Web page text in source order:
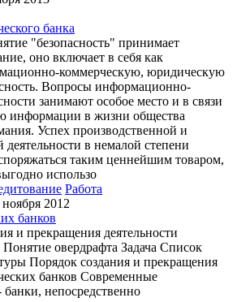
банка
"безопасность" принимает
оно включает в себя как
коммерческую, юридическую
Вопросы информационно-
занимают особое место и в связи
информации в жизни общества
Успех производственной и
деятельности в немалой степени
таким ценнейшим товаром,
использо
Работа
ноября 2012
банков
и прекращения деятельности
овердрафта Задача Список
Порядок создания и прекращения
банков Современные
непосредственно